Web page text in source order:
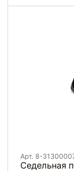
Арт. 8-
Седельная